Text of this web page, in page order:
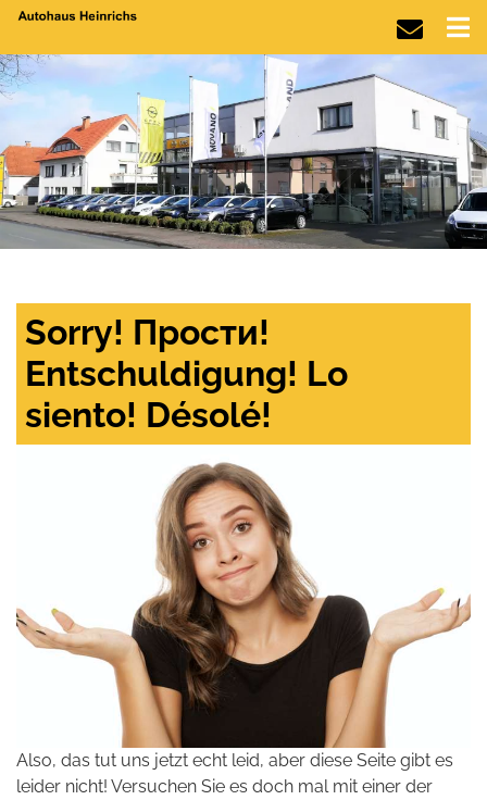
Sorry! Прости!
Entschuldigung! Lo
siento! Désolé!
Also, das tut uns jetzt echt leid, aber diese Seite gibt es
leider nicht! Versuchen Sie es doch mal mit einer der